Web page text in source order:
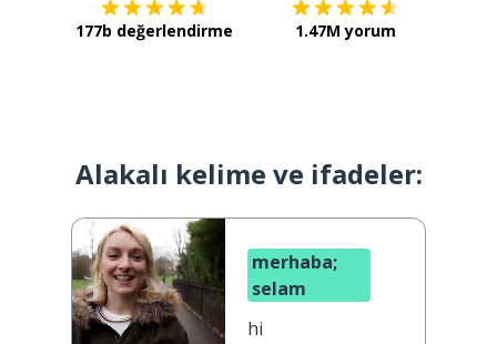
177b değerlendirme 1.47M yorum
Alakalı kelime ve ifadeler:
merhaba;
selam
hi